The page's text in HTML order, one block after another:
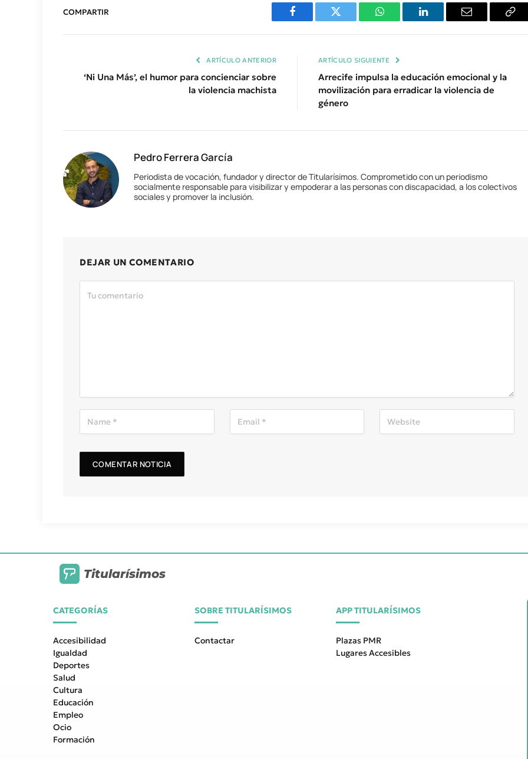
COMPARTIR
Facebook Twitter WhatsAppLinkedIn Email
ARTÍCULO ANTERIOR
‘Ni Una Más’, el humor para concienciar sobre
la violencia machista
ARTÍCULO SIGUIENTE
Arrecife impulsa la educación emocional y la
movilización para erradicar la violencia de
género
Pedro Ferrera García
Periodista de vocación, fundador y director de Titularísimos. Comprometido con un periodismo
socialmente responsable para visibilizar y empoderar a las personas con discapacidad, a los colectivos
sociales y promover la inclusión.
DEJAR UN COMENTARIO
Titularísimos
CATEGORÍAS
Accesibilidad
Igualdad
Deportes
Salud
Cultura
Educación
Empleo
Ocio
Formación
SOBRE TITULARÍSIMOS
Contactar
APP TITULARÍSIMOS
Plazas PMR
Lugares Accesibles